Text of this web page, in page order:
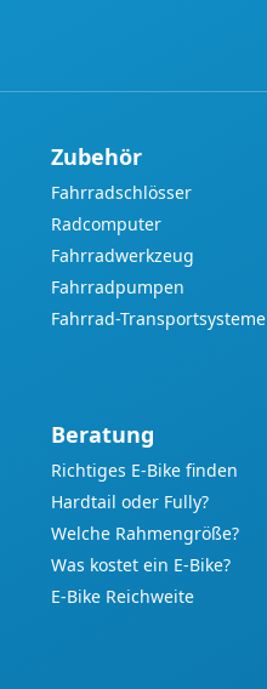
Zubehör
Fahrradschlösser
Radcomputer
Fahrradwerkzeug
Fahrradpumpen
Fahrrad-Transportsysteme
Beratung
Richtiges E-Bike finden
Hardtail oder Fully?
Welche Rahmengröße?
Was kostet ein E-Bike?
E-Bike Reichweite